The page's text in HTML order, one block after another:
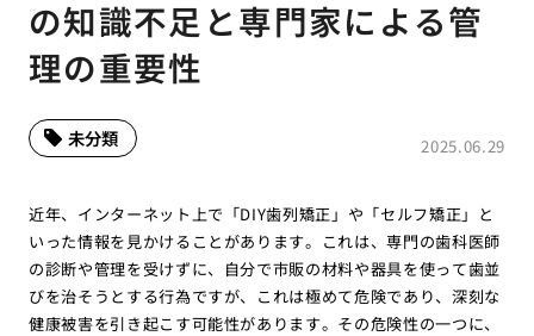
の知識不足と専門家による管
理の重要性
2025.06.29
未分類
近年、インターネット上で「DIY歯列矯正」や「セルフ矯正」と
いった情報を見かけることがあります。これは、専門の歯科医師
の診断や管理を受けずに、自分で市販の材料や器具を使って歯並
びを治そうとする行為ですが、これは極めて危険であり、深刻な
健康被害を引き起こす可能性があります。その危険性の一つに、